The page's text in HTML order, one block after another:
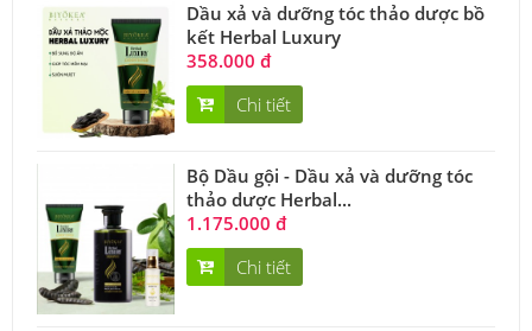
Dầu xả và dưỡng tóc thảo dược bồ
kết Herbal Luxury
358.000 đ
Chi tiết
Bộ Dầu gội - Dầu xả và dưỡng tóc
thảo dược Herbal...
1.175.000 đ
Chi tiết